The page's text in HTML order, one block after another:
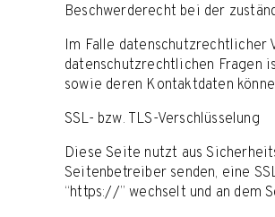
Beschwerderecht bei der
Im Falle datenschutzrechtlicher
datenschutzrechtlichen Fragen
sowie deren Kontaktdaten
SSL- bzw. TLS-Verschlüsselung
Diese Seite nutzt aus
Seitenbetreiber senden, eine
“https://” wechselt und an dem